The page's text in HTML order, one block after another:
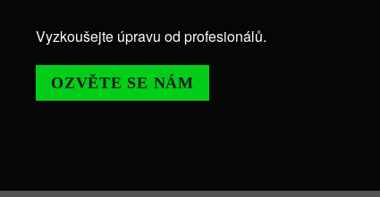
Vyzkoušejte úpravu od profesionálů.
OZVĚTE SE NÁM